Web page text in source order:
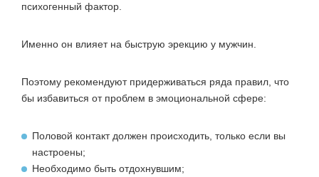
психогенный фактор.
Именно он влияет на быструю эрекцию у мужчин.
Поэтому рекомендуют придерживаться ряда правил, что
бы избавиться от проблем в эмоциональной сфере:
Половой контакт должен происходить, только если вы
настроены;
Необходимо быть отдохнувшим;